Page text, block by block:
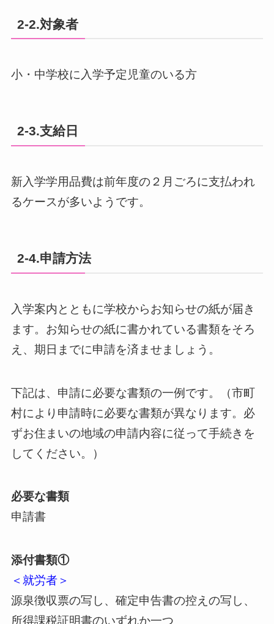
2-2.対象者
小・中学校に入学予定児童のいる方
2-3.支給日
新入学学用品費は前年度の２月ごろに支払われ
るケースが多いようです。
2-4.申請方法
入学案内とともに学校からお知らせの紙が届き
ます。お知らせの紙に書かれている書類をそろ
え、期日までに申請を済ませましょう。
下記は、申請に必要な書類の一例です。（市町
村により申請時に必要な書類が異なります。必
ずお住まいの地域の申請内容に従って手続きを
してください。）
必要な書類
申請書
添付書類①
＜就労者＞
源泉徴収票の写し、確定申告書の控えの写し、
所得課税証明書のいずれか一つ